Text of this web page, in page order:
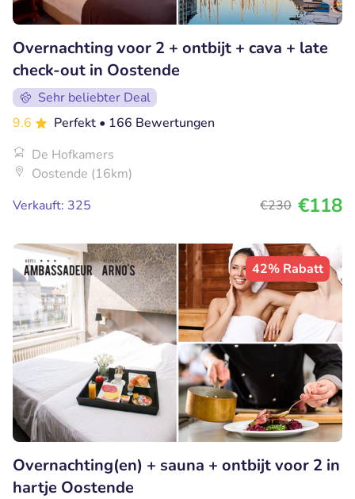
Overnachting voor 2 + ontbijt + cava + late
check-out in Oostende
Sehr beliebter Deal
9.6
Perfekt • 166 Bewertungen
De Hofkamers
Oostende (16km)
Verkauft: 325
€230 €118
42% Rabatt
Overnachting(en) + sauna + ontbijt voor 2 in
hartje Oostende